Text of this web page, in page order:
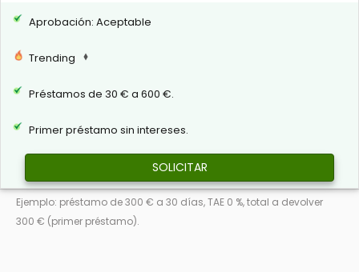
Aprobación: Aceptable
Trending
Préstamos de 30 € a 600 €.
Primer préstamo sin intereses.
SOLICITAR
Ejemplo: préstamo de 300 € a 30 días, TAE 0 %, total a devolver
300 € (primer préstamo).